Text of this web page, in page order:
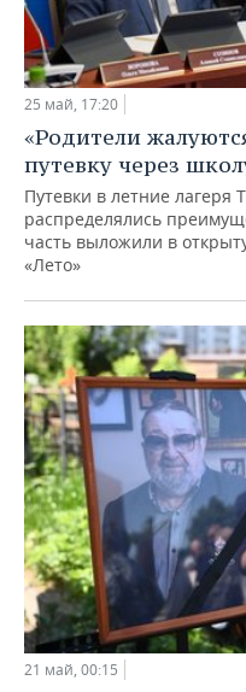
25 май, 17:20
«Родители
путевку через
Путевки в летние лагеря
распределялись
часть выложили в
«Лето»
21 май, 00:15